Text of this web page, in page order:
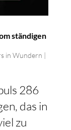
ständigen
in Wundern |
286
das in
zu